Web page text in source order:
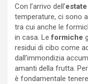
Con l’arrivo dell’estate
temperature, ci sono
tra cui anche le
in casa. Leformiche
residui di cibo come
dall’immondizia
amanti della frutta. Per
è fondamentale